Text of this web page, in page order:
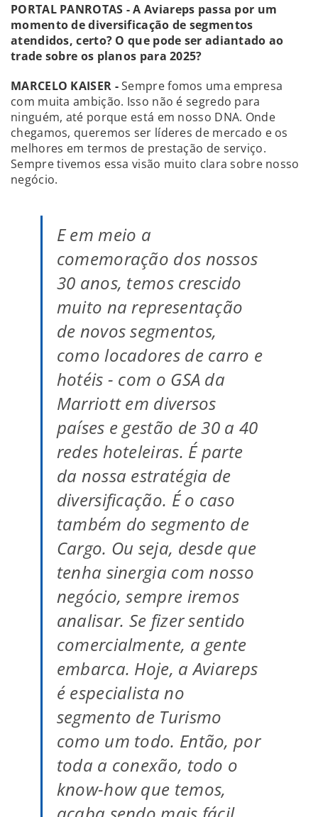
PORTAL PANROTAS - A Aviareps passa por um
momento de diversificação de segmentos
atendidos, certo? O que pode ser adiantado ao
trade sobre os planos para 2025?
MARCELO KAISER -Sempre fomos uma empresa
com muita ambição. Isso não é segredo para
ninguém, até porque está em nosso DNA. Onde
chegamos, queremos ser líderes de mercado e os
melhores em termos de prestação de serviço.
Sempre tivemos essa visão muito clara sobre nosso
negócio.
E em meio a
comemoração dos nossos
30 anos, temos crescido
muito na representação
de novos segmentos,
como locadores de carro e
hotéis - com o GSA da
Marriott em diversos
países e gestão de 30 a 40
redes hoteleiras. É parte
da nossa estratégia de
diversificação. É o caso
também do segmento de
Cargo. Ou seja, desde que
tenha sinergia com nosso
negócio, sempre iremos
analisar. Se fizer sentido
comercialmente, a gente
embarca. Hoje, a Aviareps
é especialista no
segmento de Turismo
como um todo. Então, por
toda a conexão, todo o
know-how que temos,